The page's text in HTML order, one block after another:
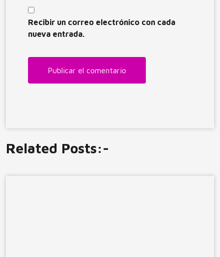
Recibir un correo electrónico con cada
nueva entrada.
Related Posts:-